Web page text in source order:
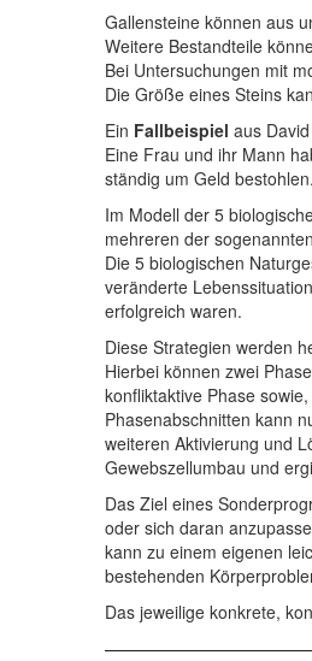
Gallensteine können aus
Weitere Bestandteile
Bei Untersuchungen mit
Die Größe eines Steins
Ein Fallbeispiel aus
Eine Frau und ihr Mann
ständig um Geld
Im Modell der 5
mehreren der
Die 5 biologischen
veränderte
erfolgreich waren.
Diese Strategien werden
Hierbei können zwei
konfliktaktive Phase
Phasenabschnitten kann
weiteren Aktivierung und
Gewebszellumbau und
Das Ziel eines
oder sich daran
kann zu einem eigenen
bestehenden
Das jeweilige konkrete,